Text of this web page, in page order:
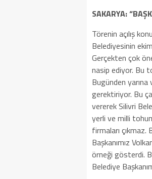
SAKARYA:
Törenin açılış
Belediyesinin
Gerçekten çok
nasip ediyor. Bu
Bugünden yarına
gerektiriyor. Bu
vererek Silivri
yerli ve milli
firmaları
Başkanımız
örneği gösterdi.
Belediye